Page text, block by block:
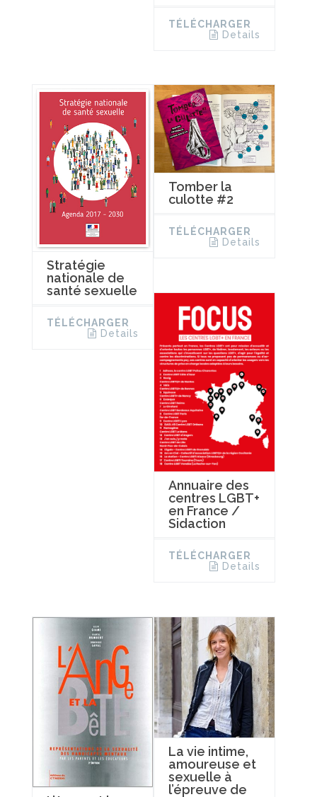
TÉLÉCHARGER
Details
Stratégie
nationale de
santé sexuelle
TÉLÉCHARGER
Details
Tomber la
culotte #2
TÉLÉCHARGER
Details
Annuaire des
centres LGBT+
en France /
Sidaction
TÉLÉCHARGER
Details
La vie intime,
amoureuse et
sexuelle à
l’épreuve de